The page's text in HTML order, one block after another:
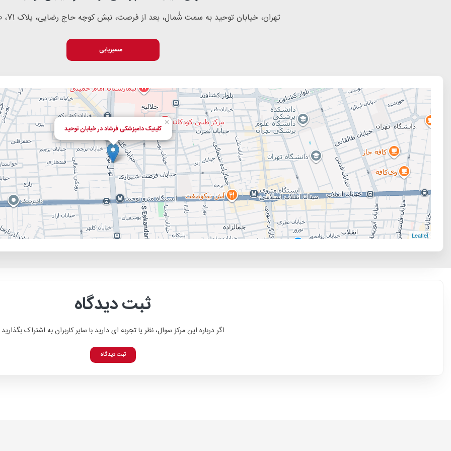
تهران، خیابان توحید به سمت شُمال، بعد از فرصت، نبش کوچه حاج رضایی، پلاک 71، طبقه دوم، واحد3
مسیریابی
کلینیک دامپزشکی فرشاد در خیابان توحید
×
Leaflet
ثبت دیدگاه
اگر درباره این مرکز سوال، نظر یا تجربه ای دارید با سایر کاربران به اشتراک بگذارید
ثبت دیدگاه